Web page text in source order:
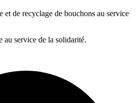
et de recyclage de bouchons au service
au service de la solidarité.